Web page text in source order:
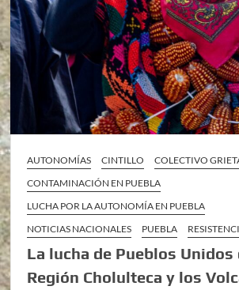
AUTONOMÍAS CINTILLO
COLECTIVO
CONTAMINACIÓN EN PUEBLA
LUCHA POR LA AUTONOMÍA EN PUEBLA
NOTICIAS NACIONALES
PUEBLA
La lucha de Pueblos Unidos
Región Cholulteca y los